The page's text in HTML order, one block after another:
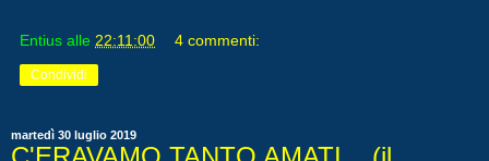
Entius alle 22:11:00 4 commenti:
Condividi
martedì 30 luglio 2019